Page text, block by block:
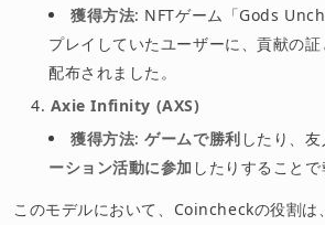
獲得方法: NFTゲーム「Gods
プレイしていたユーザーに、貢献の
配布されました。
Axie Infinity (AXS)
獲得方法:ゲームで勝利 したり、
ーション活動に参加 したりすることで
このモデルにおいて、Coincheckの役割は